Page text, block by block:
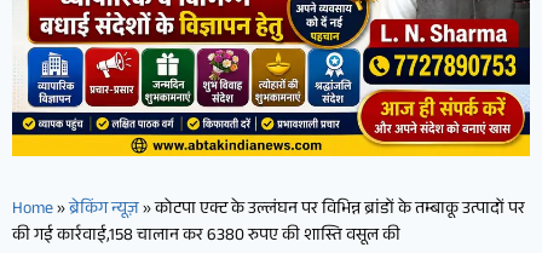
Home»ब्रेकिंग न्यूज़»कोटपा एक्ट के उल्लंघन पर विभिन्न ब्रांडों के तम्बाकू उत्पादों पर
की गई कार्रवाई,158 चालान कर 6380 रुपए की शास्ति वसूल की